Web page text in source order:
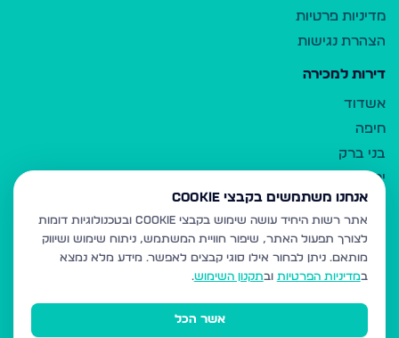
מדיניות פרטיות
הצהרת נגישות
דירות למכירה
אשדוד
חיפה
בני ברק
ירושלים
אלעד
גבעת זאב
בית שמש
רכסים
מודיעין עילית
אנחנו משתמשים בקבצי Cookie
אתר רשות היחיד עושה שימוש בקבצי Cookie ובטכנולוגיות דומות
לצורך תפעול האתר, שיפור חוויית המשתמש, ניתוח שימוש ושיווק
מותאם. ניתן לבחור אילו סוגי קבצים לאפשר. מידע מלא נמצא
במדיניות הפרטיות ובתקנון השימוש.
אשר הכל